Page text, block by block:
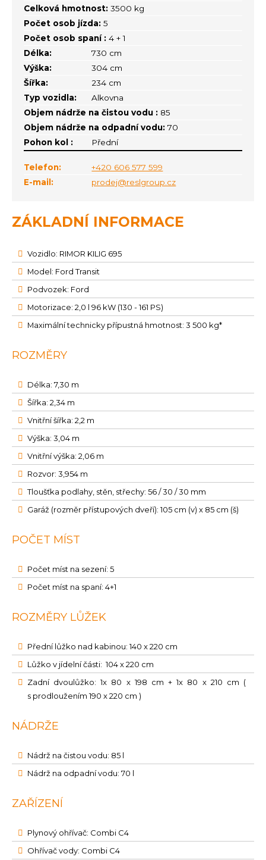
Celková hmotnost: 3500 kg
Počet osob jízda: 5
Počet osob spaní : 4 + 1
Délka:
730 cm
Výška:
304 cm
Šířka:
234 cm
Typ vozidla:
Alkovna
Objem nádrže na čistou vodu : 85
Objem nádrže na odpadní vodu: 70
Pohon kol :
Přední
Telefon:
+420 606 577 599
E-mail:
prodej@reslgroup.cz
ZÁKLADNÍ INFORMACE
Vozidlo: RIMOR KILIG 695
Model: Ford Transit
Podvozek: Ford
Motorizace: 2,0 l 96 kW (130 - 161 PS)
Maximální technicky přípustná hmotnost: 3 500 kg*
ROZMĚRY
Délka: 7,30 m
Šířka: 2,34 m
Vnitřní šířka: 2,2 m
Výška: 3,04 m
Vnitřní výška: 2,06 m
Rozvor: 3,954 m
Tloušťka podlahy, stěn, střechy: 56 / 30 / 30 mm
Garáž (rozměr přístupových dveří): 105 cm (v) x 85 cm (š)
POČET MÍST
Počet míst na sezení: 5
Počet míst na spaní: 4+1
ROZMĚRY LŮŽEK
Přední lůžko nad kabinou: 140 x 220 cm
Lůžko v jídelní části: 104 x 220 cm
Zadní dvoulůžko: 1x 80 x 198 cm + 1x 80 x 210 cm (
s prodloužením 190 x 220 cm )
NÁDRŽE
Nádrž na čistou vodu: 85 l
Nádrž na odpadní vodu: 70 l
ZAŘÍZENÍ
Plynový ohřívač: Combi C4
Ohřívač vody: Combi C4